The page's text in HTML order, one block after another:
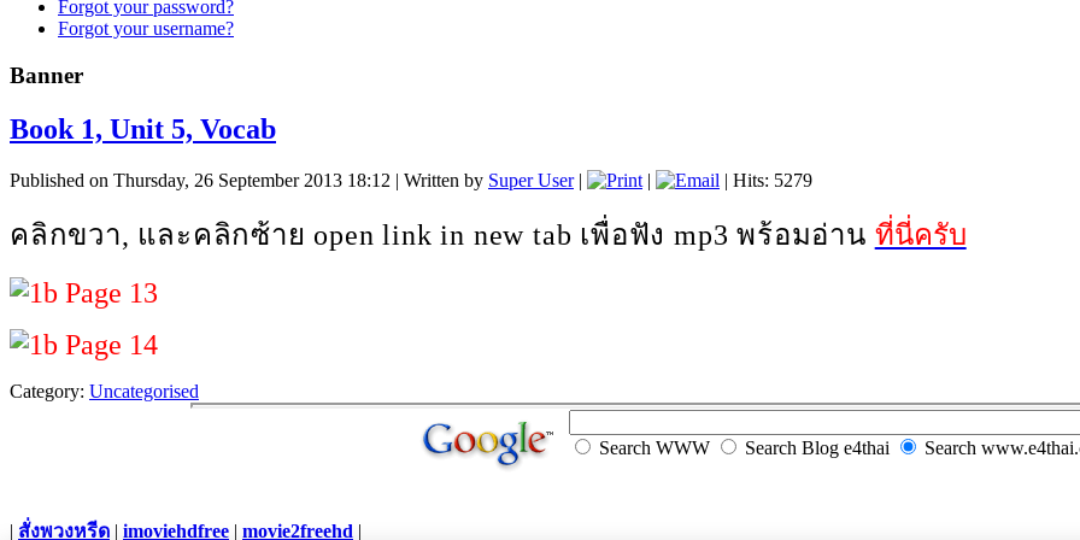
Forgot your password?
Forgot your username?
Banner
Book 1, Unit 5, Vocab
Published on Thursday, 26 September 2013 18:12 | Written by Super User| | | Hits: 5279
คลิกขวา, และคลิกซ้าย open link in new tab เพื่อฟังmp3พร้อมอ่าน ที่นี่ครับ
Category: Uncategorised
Search WWW Search Blog e4thai Search
| สั่งพวงหรีด | imoviehdfree | movie2freehd |